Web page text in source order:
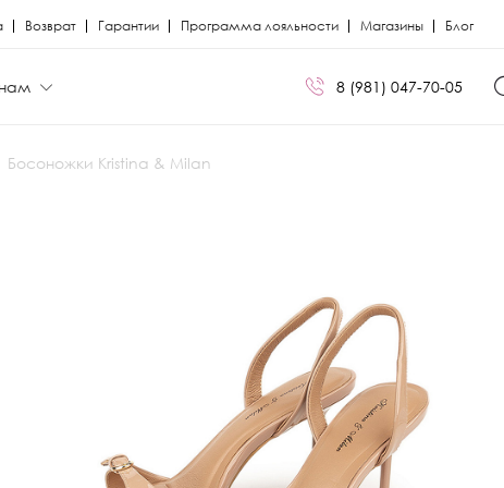
Возврат Гарантии Программа лояльности Магазины Блог
Босоножки
8 (981) 047-70-05
Босоножки Kristina & Milan